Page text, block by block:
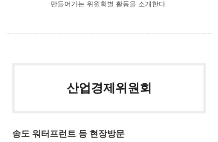
만들어가는 위원회별 활동을 소개한다.
산업경제위원회
송도 워터프런트 등 현장방문